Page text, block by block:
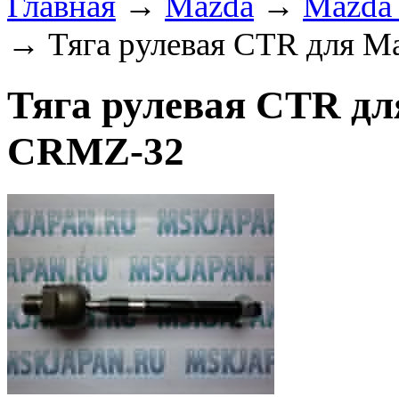
→ Тяга рулевая CTR для
Тяга рулевая CTR
CRMZ-32